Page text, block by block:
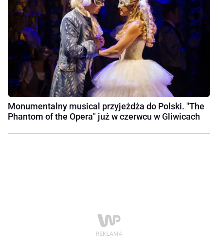
Monumentalny musical przyjeżdża do Polski. "The
Phantom of the Opera" już w czerwcu w Gliwicach